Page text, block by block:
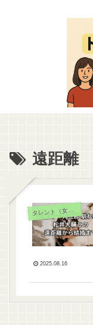
遠距離
タ
レント（女性）
2025.08.16